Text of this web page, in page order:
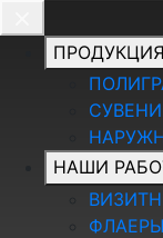
ПРОДУКЦИЯ
НАШИ